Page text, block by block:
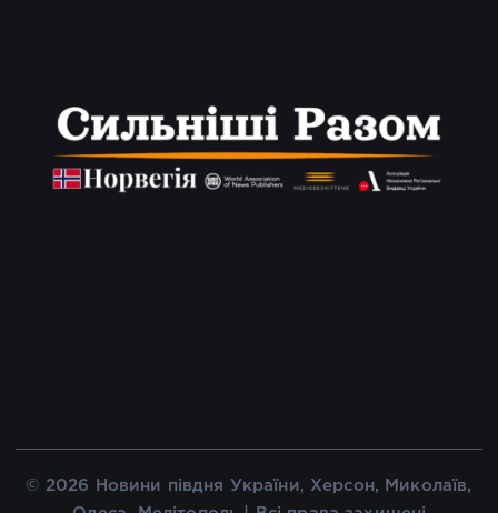
© 2026 Новини півдня України, Херсон, Миколаїв,